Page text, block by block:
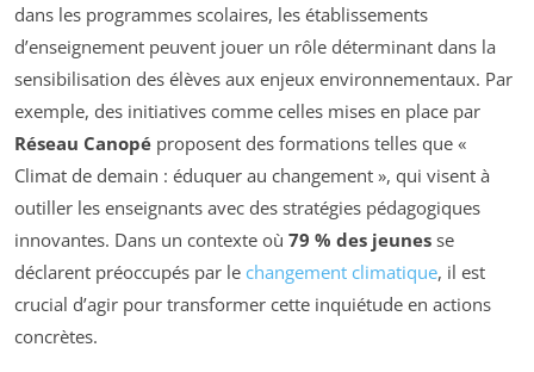
dans les programmes scolaires, les établissements
d’enseignement peuvent jouer un rôle déterminant dans la
sensibilisation des élèves aux enjeux environnementaux. Par
exemple, des initiatives comme celles mises en place par
Réseau Canopé proposent des formations telles que «
Climat de demain : éduquer au changement », qui visent à
outiller les enseignants avec des stratégies pédagogiques
innovantes. Dans un contexte où 79 % des jeunes se
déclarent préoccupés par le changement climatique, il est
crucial d’agir pour transformer cette inquiétude en actions
concrètes.